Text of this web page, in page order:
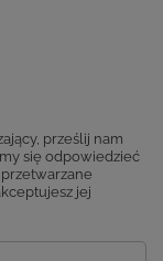
prześlij nam
się odpowiedzieć
przetwarzane
jej